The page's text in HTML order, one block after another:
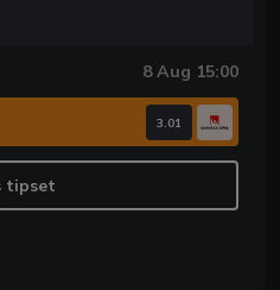
8 Aug 15:00
3.01
tipset